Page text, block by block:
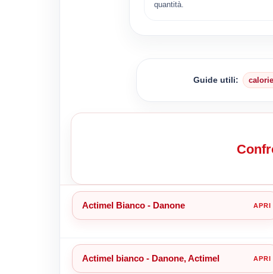
quantità.
Guide utili:
Actimel Bianco - Danone
Actimel bianco - Danone, Actimel